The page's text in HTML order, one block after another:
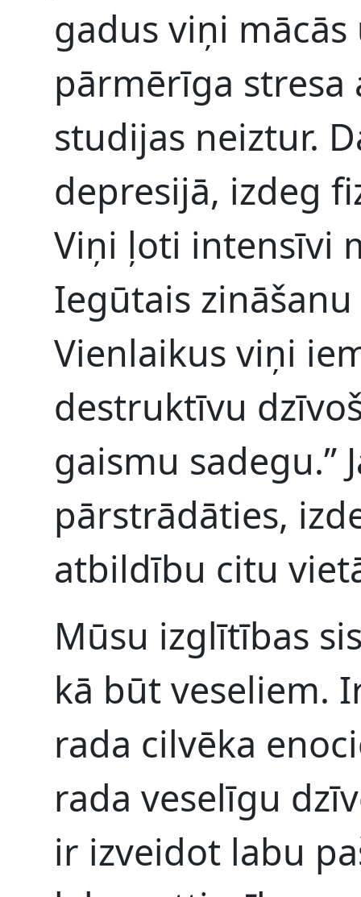
gadus viņi
pārmērīga stresa
studijas neiztur.
depresijā, izdeg
Viņi ļoti intensīvi
Iegūtais
Vienlaikus viņi
destruktīvu
gaismu sadegu.”
pārstrādāties,
atbildību citu
Mūsu izglītības
kā būt veseliem.
rada cilvēka
rada veselīgu
ir izveidot labu